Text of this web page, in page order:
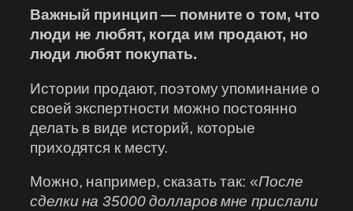
Важный принцип — помните о том, что
люди не любят, когда им продают, но
люди любят покупать.
Истории продают, поэтому упоминание о
своей экспертности можно постоянно
делать в виде историй, которые
приходятся к месту.
Можно, например, сказать так: «После
сделки на 35000 долларов мне прислали